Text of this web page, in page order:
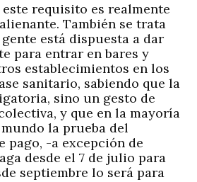
requisito es realmente
También se trata
está dispuesta a dar
para entrar en bares y
establecimientos en los
sanitario, sabiendo que la
sino un gesto de
y que en la mayoría
la prueba del
pago, -a excepción de
desde el 7 de julio para
septiembre lo será para